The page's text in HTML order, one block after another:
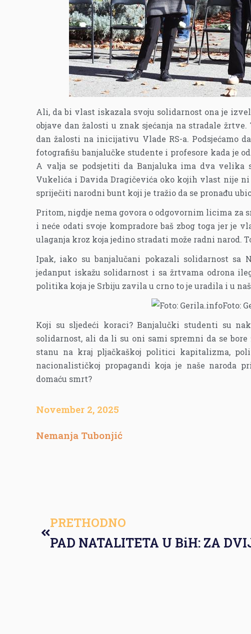
Ali, da bi vlast iskazala svoju solidarnost ona je
objave dan žalosti u znak sjećanja na stradale
dan žalosti na inicijativu Vlade RS-a. Podsjećamo
fotografišu banjalučke studente i profesore kada je
A valja se podsjetiti da Banjaluka ima dva velika
Vukelića i Davida Dragičevića oko kojih vlast nije
spriječiti narodni bunt koji je tražio da se pronađu
Pritom, nigdje nema govora o odgovornim licima
i neće odati svoje kompradore baš zbog toga jer je
ulaganja kroz koja jedino stradati može radni narod.
Ipak, iako su banjalučani pokazali solidarnost sa
jedanput iskažu solidarnost i sa žrtvama odrona
politika koja je Srbiju zavila u crno to je uradila i u
Foto:
Koji su sljedeći koraci? Banjalučki studenti su
solidarnost, ali da li su oni sami spremni da se
stanu na kraj pljačkaškoj politici kapitalizma,
nacionalističkoj propagandi koja je naše naroda
domaću smrt?
November 2, 2025
Nemanja Tubonjić
PRETHODNO